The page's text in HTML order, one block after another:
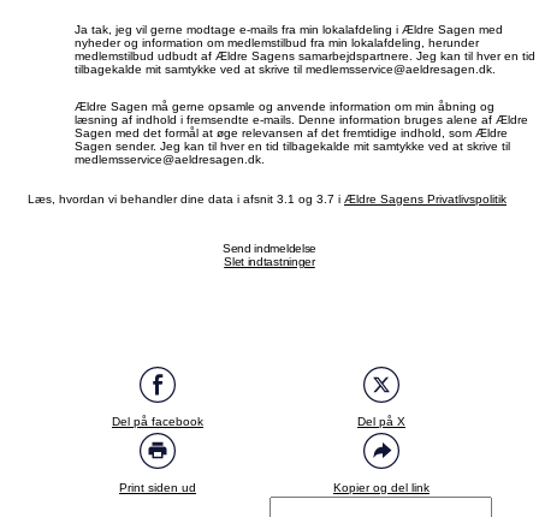
Ja tak, jeg vil gerne modtage e-mails fra min lokalafdeling i Ældre Sagen med
nyheder og information om medlemstilbud fra min lokalafdeling, herunder
medlemstilbud udbudt af Ældre Sagens samarbejdspartnere. Jeg kan til hver en tid
tilbagekalde mit samtykke ved at skrive til medlemsservice@aeldresagen.dk.
Ældre Sagen må gerne opsamle og anvende information om min åbning og
læsning af indhold i fremsendte e-mails. Denne information bruges alene af Ældre
Sagen med det formål at øge relevansen af det fremtidige indhold, som Ældre
Sagen sender. Jeg kan til hver en tid tilbagekalde mit samtykke ved at skrive til
medlemsservice@aeldresagen.dk.
Læs, hvordan vi behandler dine data i afsnit 3.1 og 3.7 i Ældre Sagens Privatlivspolitik
Slet indtastninger
Send indmeldelse
Del på facebook Del på X
Print siden ud Kopier og del link